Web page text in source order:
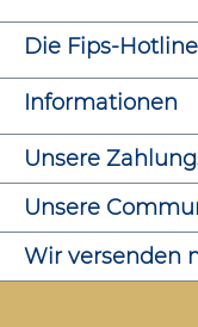
Die Fips-Hotline
Informationen
Unsere
Unsere
Wir versenden